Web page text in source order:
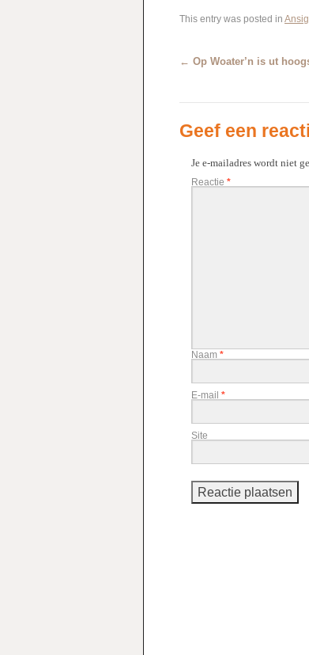
This entry was posted in
← Op Woater’n is ut
Geef een
Je e-mailadres wordt niet
Reactie *
Naam *
E-mail *
Site